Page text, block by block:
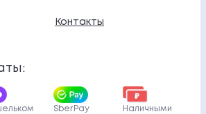
Контакты
SberPay Наличными